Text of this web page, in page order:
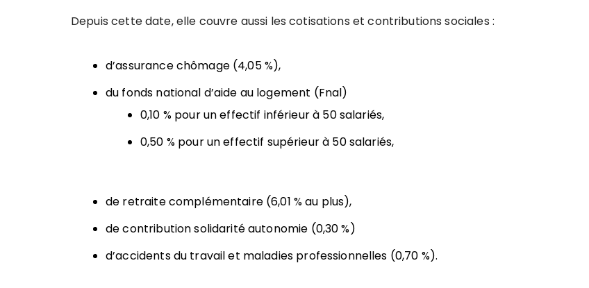
Depuis cette date, elle couvre aussi les cotisations et contributions sociales :
d’assurance chômage (4,05 %),
du fonds national d’aide au logement (Fnal)
0,10 % pour un effectif inférieur à 50 salariés,
0,50 % pour un effectif supérieur à 50 salariés,
de retraite complémentaire (6,01 % au plus),
de contribution solidarité autonomie (0,30 %)
d’accidents du travail et maladies professionnelles (0,70 %).